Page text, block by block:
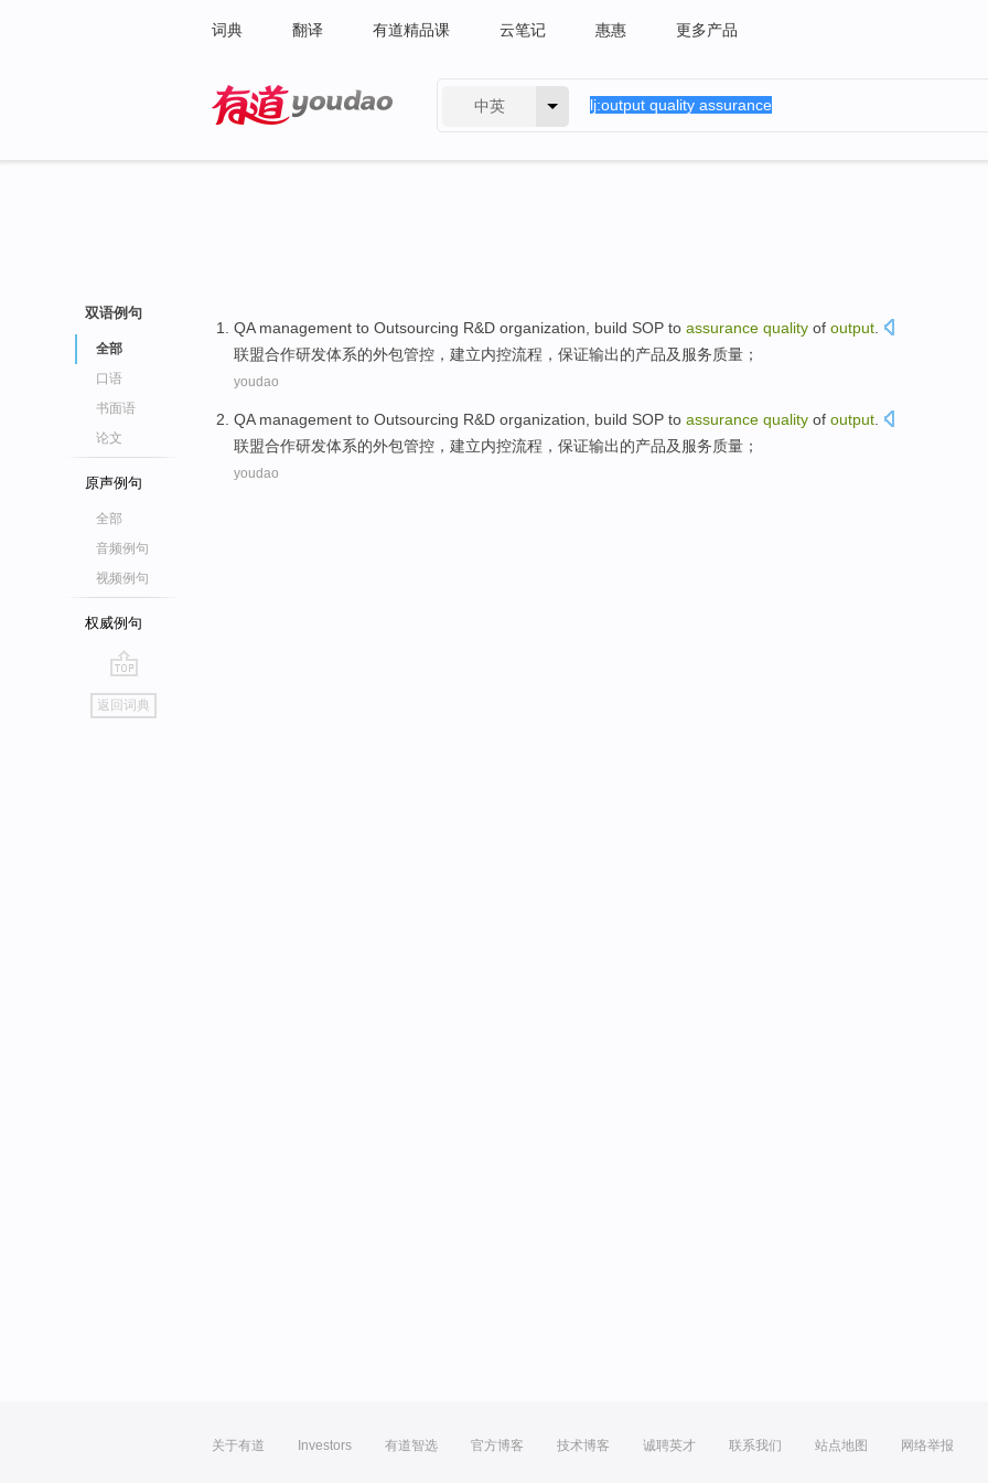
词典 翻译 有道精品课 云笔记 惠惠 更多产品
中英
双语例句
全部
口语
书面语
论文
原声例句
全部
音频例句
视频例句
权威例句
go
top
返回词典
QA management to Outsourcing R&D organization build SOP to assurance quality of output
联盟合作研发体系的外包管控 ， 建立内控流程， 保证输出的产品及服务质量 ；
youdao
QA management to Outsourcing R&D organization build SOP to assurance quality of output
联盟合作研发体系的外包管控 ， 建立内控流程， 保证输出的产品及服务质量 ；
youdao
关于有道 Investors 有道智选 官方博客 技术博客 诚聘英才 联系我们 站点地图 网络举报